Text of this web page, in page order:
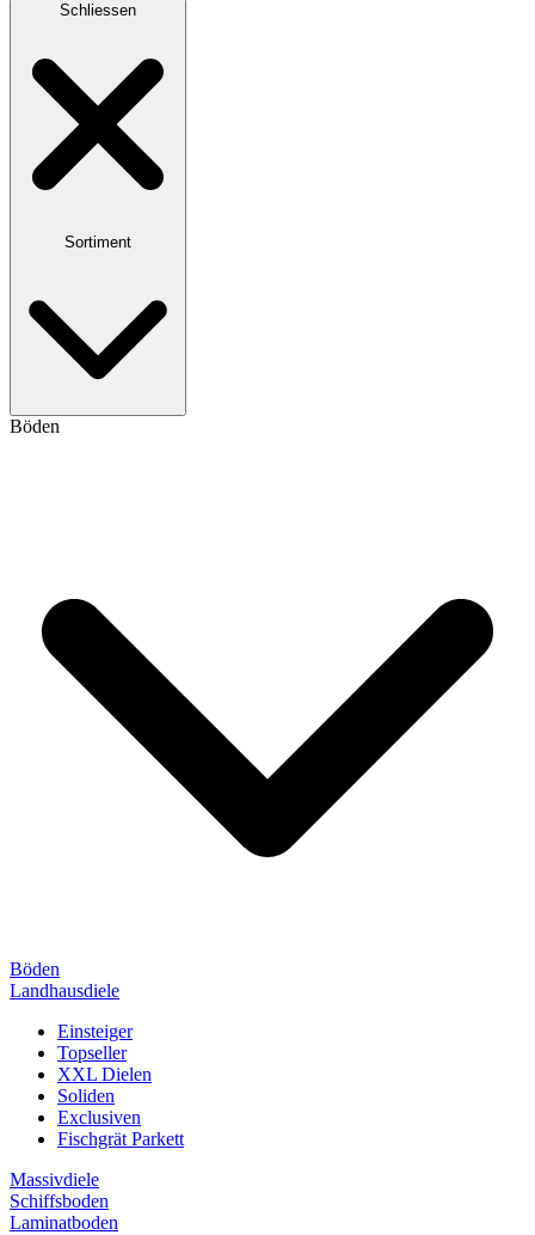
Schliessen
Sortiment
Böden
Böden
Landhausdiele
Einsteiger
Topseller
XXL Dielen
Soliden
Exclusiven
Fischgrät Parkett
Massivdiele
Schiffsboden
Laminatboden